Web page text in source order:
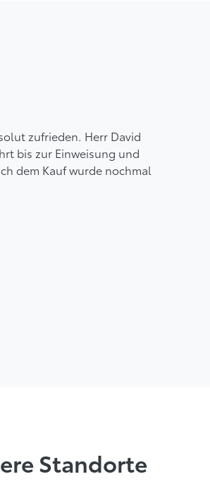
zufrieden. Herr David
bis zur Einweisung und
dem Kauf wurde nochmal
Standorte